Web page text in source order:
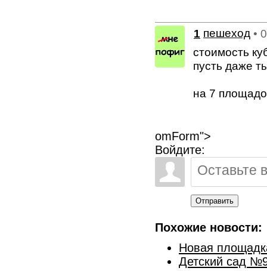
1 пешеход •
стоимость
пусть даже
на 7
omForm">
Войдите:
Отправить
Похожие новости:
Новая
Детский сад